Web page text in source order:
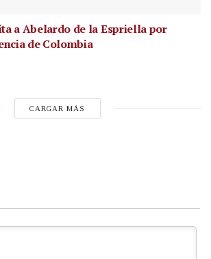
a Abelardo de la Espriella por
de Colombia
CARGAR MÁS